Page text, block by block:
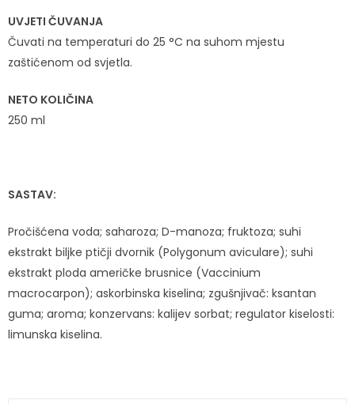
UVJETI ČUVANJA
Čuvati na temperaturi do 25 °C na suhom mjestu
zaštićenom od svjetla.
NETO KOLIČINA
250 ml
SASTAV:
Pročišćena voda; saharoza; D-manoza; fruktoza; suhi
ekstrakt biljke ptičji dvornik (Polygonum aviculare); suhi
ekstrakt ploda američke brusnice (Vaccinium
macrocarpon); askorbinska kiselina; zgušnjivač: ksantan
guma; aroma; konzervans: kalijev sorbat; regulator kiselosti:
limunska kiselina.